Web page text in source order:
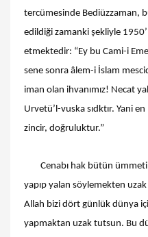
tercümesinde Bediüzzaman,
edildiği zamanki şekliyle
etmektedir: “Ey bu Cami-i
sene sonra âlem-i İslam
iman olan ihvanımız! Necat
Urvetü’l-vuska sıdktır. Yani
zincir, doğruluktur.”
Cenabı hak bütün ümmeti
yapıp yalan söylemekten
Allah bizi dört günlük dünya
yapmaktan uzak tutsun. Bu